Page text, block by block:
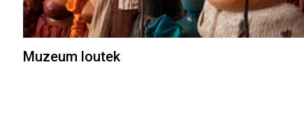
Muzeum loutek